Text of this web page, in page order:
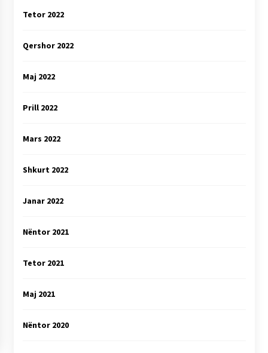
Tetor 2022
Qershor 2022
Maj 2022
Prill 2022
Mars 2022
Shkurt 2022
Janar 2022
Nëntor 2021
Tetor 2021
Maj 2021
Nëntor 2020